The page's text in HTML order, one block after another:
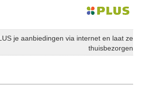
je aanbiedingen via internet en laat ze
thuisbezorgen